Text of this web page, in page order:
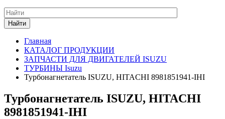
Найти
Главная
КАТАЛОГ ПРОДУКЦИИ
ЗАПЧАСТИ ДЛЯ ДВИГАТЕЛЕЙ ISUZU
ТУРБИНЫ Isuzu
Турбонагнетатель ISUZU, HITACHI 8981851941-IHI
Турбонагнетатель ISUZU, HITACHI
8981851941-IHI